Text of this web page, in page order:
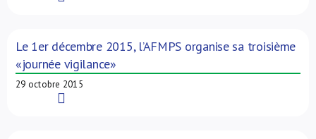
Le 1er décembre 2015, l’AFMPS organise sa troisième
«journée vigilance»
29 octobre 2015